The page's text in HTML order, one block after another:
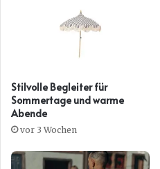
Stilvolle Begleiter für
Sommertage und warme
Abende
vor 3 Wochen